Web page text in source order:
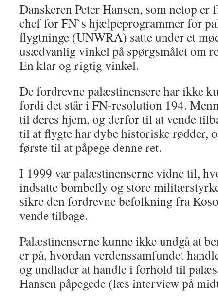
Danskeren Peter Hansen, som netop er
chef for FN`s hjælpeprogrammer for
flygtninge (UNWRA) satte under et
usædvanlig vinkel på spørgsmålet om
En klar og rigtig vinkel.
De fordrevne palæstinensere har ikke
fordi det står i FN-resolution 194.
til deres hjem, og derfor til at vende
til at flygte har dybe historiske rødder,
første til at påpege denne ret.
I 1999 var palæstinenserne vidne til,
indsatte bombefly og store
sikre den fordrevne befolkning fra
vende tilbage.
Palæstinenserne kunne ikke undgå at
er på, hvordan verdenssamfundet
og undlader at handle i forhold til
Hansen påpegede (læs interview på